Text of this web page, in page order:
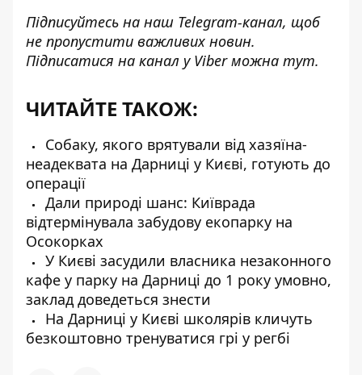
Підписуйтесь на наш Telegram-канал, щоб
не пропустити важливих новин.
Підписатися на канал у Viber можна тут.
ЧИТАЙТЕ ТАКОЖ:
Собаку, якого врятували від хазяїна-
неадеквата на Дарниці у Києві, готують до
операції
Дали природі шанс: Київрада
відтермінувала забудову екопарку на
Осокорках
У Києві засудили власника незаконного
кафе у парку на Дарниці до 1 року умовно,
заклад доведеться знести
На Дарниці у Києві школярів кличуть
безкоштовно тренуватися грі у регбі